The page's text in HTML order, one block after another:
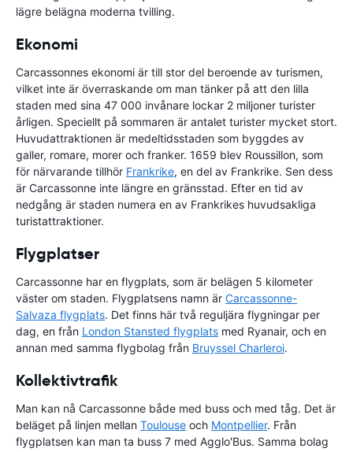
lägre belägna moderna tvilling.
Ekonomi
Carcassonnes ekonomi är till stor del beroende av turismen,
vilket inte är överraskande om man tänker på att den lilla
staden med sina 47 000 invånare lockar 2 miljoner turister
årligen. Speciellt på sommaren är antalet turister mycket stort.
Huvudattraktionen är medeltidsstaden som byggdes av
galler, romare, morer och franker. 1659 blev Roussillon, som
för närvarande tillhör Frankrike, en del av Frankrike. Sen dess
är Carcassonne inte längre en gränsstad. Efter en tid av
nedgång är staden numera en av Frankrikes huvudsakliga
turistattraktioner.
Flygplatser
Carcassonne har en flygplats, som är belägen 5 kilometer
väster om staden. Flygplatsens namn är Carcassonne-
Salvaza flygplats. Det finns här två reguljära flygningar per
dag, en från London Stansted flygplats med Ryanair, och en
annan med samma flygbolag från Bruyssel Charleroi.
Kollektivtrafik
Man kan nå Carcassonne både med buss och med tåg. Det är
beläget på linjen mellan Toulouse och Montpellier. Från
flygplatsen kan man ta buss 7 med Agglo'Bus. Samma bolag